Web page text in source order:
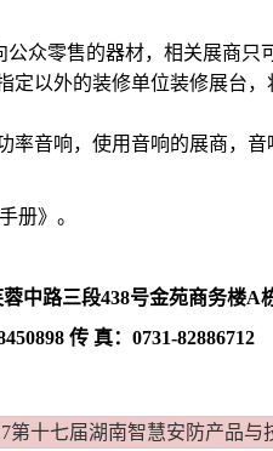
众零售的器材，相关展商只
定以外的装修单位装修展台
率音响，使用音响的展商，
册》。
中路三段438号金苑商务楼A
传 真： 0731-82886712
第十七届湖南智慧安防产品与